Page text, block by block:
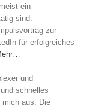
ein
sind.
zur
für erfolgreiches
und
schnelles
mich aus. Die